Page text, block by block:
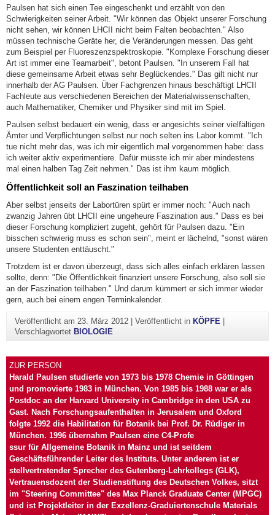
Paulsen hat sich einen Tee eingeschenkt und erzählt von den
Schwierigkeiten seiner Arbeit. "Wir können das Objekt unserer Forschung
nicht sehen, wir können LHCII nicht beim Falten beobachten." Also
müssen technische Geräte her, die Veränderungen messen. Das geht
zum Beispiel per Fluoreszenzspektroskopie. "Komplexe Forschung dieser
Art ist immer eine Teamarbeit", betont Paulsen. "In unserem Fall hat
diese gemeinsame Arbeit etwas sehr Beglückendes." Das gilt nicht nur
innerhalb der AG Paulsen. Über Fachgrenzen hinaus beschäftigt LHCII
Fachleute aus verschiedenen Bereichen der Materialwissenschaften,
auch Mathematiker, Chemiker und Physiker sind mit im Spiel.
Paulsen selbst bedauert ein wenig, dass er angesichts seiner vielfältigen
Ämter und Verpflichtungen selbst nur noch selten ins Labor kommt. "Ich
tue nicht mehr das, was ich mir eigentlich mal vorgenommen habe: dass
ich weiter aktiv experimentiere. Dafür müsste ich mir aber mindestens
mal einen halben Tag Zeit nehmen." Das ist ihm kaum möglich.
Öffentlichkeit soll an Faszination teilhaben
Aber selbst jenseits der Labortüren spürt er immer noch: "Auch nach
zwanzig Jahren übt LHCII eine ungeheure Faszination aus." Dass es bei
dieser Forschung kompliziert zugeht, gehört für Paulsen dazu. "Ein
bisschen schwierig muss es schon sein", meint er lächelnd, "sonst wären
unsere Studenten enttäuscht."
Trotzdem ist er davon überzeugt, dass sich alles einfach erklären lassen
sollte, denn: "Die Öffentlichkeit finanziert unsere Forschung, also soll sie
an der Faszination teilhaben." Und darum kümmert er sich immer wieder
gern, auch bei einem engen Terminkalender.
Veröffentlicht am 23. März 2012| Veröffentlicht in KÖPFE|
Verschlagwortet BIOLOGIE
ZUR PERSON
Harald Paulsen studierte von 1973 bis 1978 Chemie in Göttingen
und promovierte 1983 in München. Von 1985 bis 1988 war er als
Postdoc an der Harvard University in Cambridge in den USA zu
Gast. Nach Forschungsaufenthalten in Jerusalem und Oxford
folgte 1992 die Habilitation für Botanik bei Prof. Dr. Rüdiger in
München. 1996 übernahm Paulsen eine C4-Profe
ssur für Allgemeine Botanik in Mainz und ist seitdem
Geschäftsführender Leiter des Instituts. Unter anderem ist er
stellvertretender Sprecher des Gutenberg-Lehrkollegs (GLK),
Vertrauensdozent der Studienstiftung des Deutschen Volkes, sitzt
im "Steering Committee" des Max Planck Graduate Center (MPGC)
und ist Projektleiter in der Exzellenz-Graduiertenschule Materials